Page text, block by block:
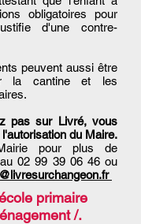
obligatoires pour
d'une contre-
peuvent aussi être
la cantine et les
pas sur Livré, vous
du Maire.
pour plus de
au02 99 39 06 46ou
primaire
/.